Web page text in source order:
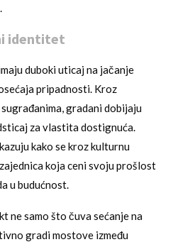
identitet
duboki uticaj na jačanje
pripadnosti. Kroz
gradani dobijaju
za vlastita dostignuća.
kako se kroz kulturnu
koja ceni svoju prošlost
u budućnost.
ne samo što čuva sećanje na
gradi mostove između